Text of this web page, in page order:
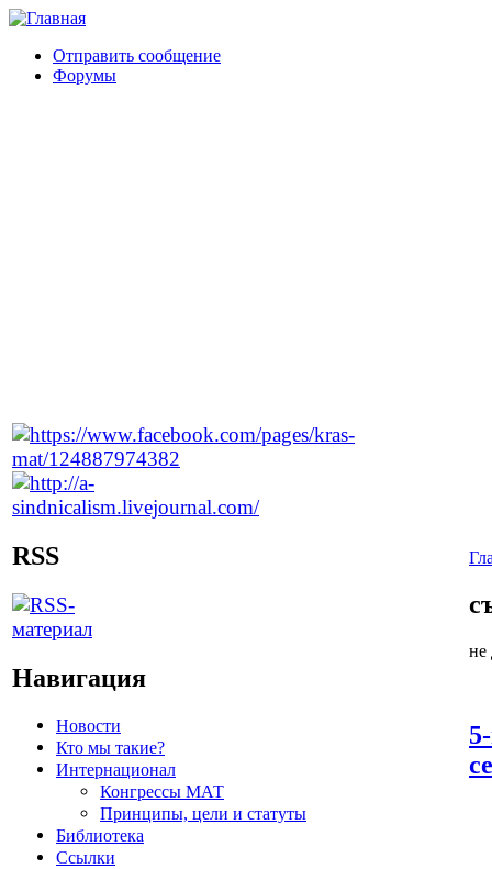
Отправить сообщение
Форумы
RSS
Навигация
Новости
Кто мы такие?
Интернационал
Конгрессы МАТ
Принципы, цели и статуты
Библиотека
Ссылки
не